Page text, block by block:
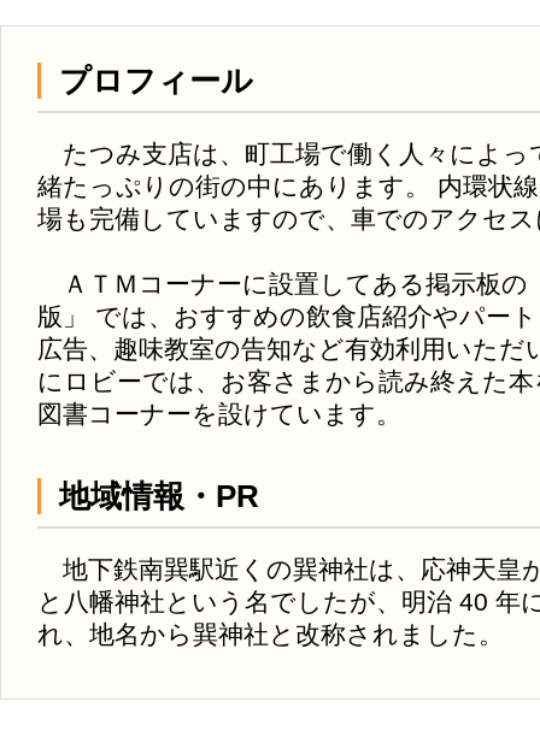
プロフィール
たつみ支店は、町工場で働く人々によっ
緒たっぷりの街の中にあります。 内環状
場も完備していますので、車でのアクセ
ＡＴＭコーナーに設置してある掲示板の
版」 では、おすすめの飲食店紹介やパー
広告、趣味教室の告知など有効利用いただ
にロビーでは、お客さまから読み終えた
図書コーナーを設けています。
地域情報・PR
地下鉄南巽駅近くの巽神社は、応神天皇
と八幡神社という名でしたが、明治 40 年
れ、地名から巽神社と改称されました。